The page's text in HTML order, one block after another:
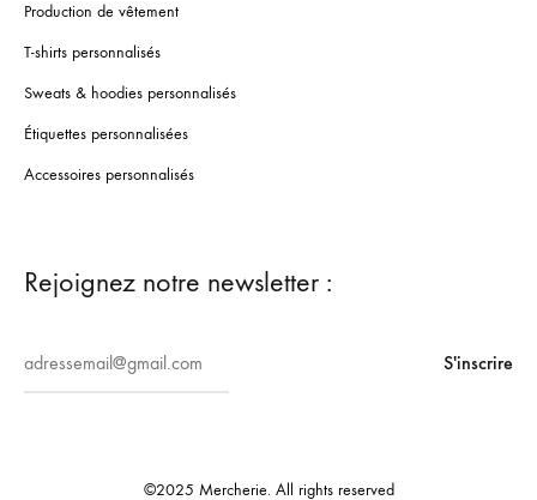
Production de vêtement
T-shirts personnalisés
Sweats & hoodies personnalisés
Étiquettes personnalisées
Accessoires personnalisés
Rejoignez notre newsletter :
©2025 Mercherie. All rights reserved